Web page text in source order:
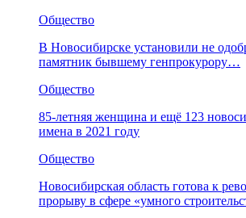
Общество
В Новосибирске установили не
памятник бывшему генпрокурору…
Общество
85-летняя женщина и ещё 123
имена в 2021 году
Общество
Новосибирская область готова к
прорыву в сфере «умного